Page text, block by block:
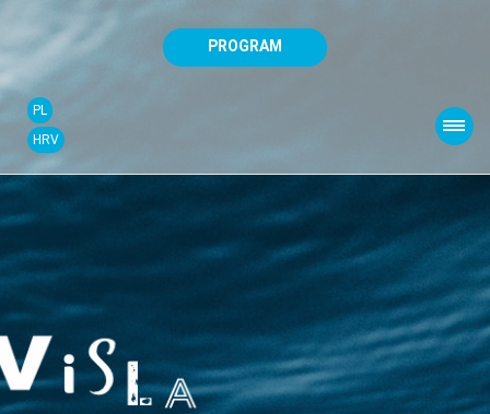
PROGRAM
PL
HRV